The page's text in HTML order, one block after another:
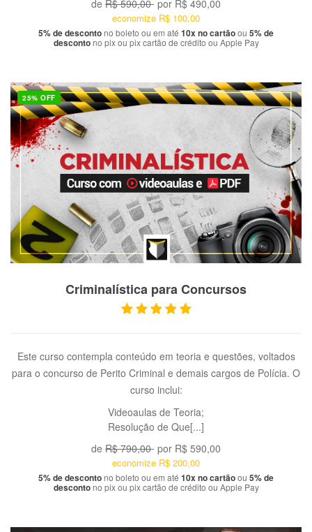
de R$ 590,00 por R$ 490,00
economize R$ 100,00
5% de descontono boleto ou em até 10x no cartãoou 5% de
descontono pix ou pix cartão de crédito ou Apple Pay
25% OFF
Criminalística para Concursos
Este curso contempla conteúdo em teoria e questões, voltados
para o concurso de Perito Criminal e demais cargos de Polícia. O
curso inclui:
Videoaulas de Teoria;
Resolução de Que[...]
de R$ 790,00 por R$ 590,00
economize R$ 200,00
5% de descontono boleto ou em até 10x no cartãoou 5% de
descontono pix ou pix cartão de crédito ou Apple Pay